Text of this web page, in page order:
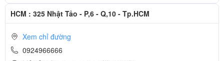
HCM : 325 Nhật Tảo - P,6 - Q,10 - Tp.HCM
Xem chỉ đường
0924966666